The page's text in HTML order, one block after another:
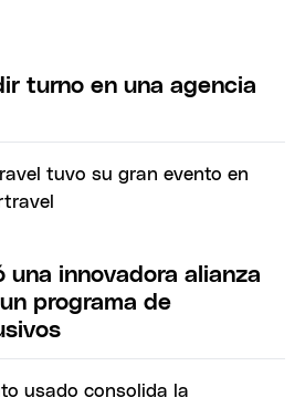
turno en una agencia
una innovadora alianza
programa de